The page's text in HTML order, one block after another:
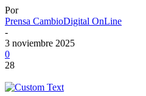
Por
Prensa CambioDigital OnLine
-
3 noviembre 2025
0
28